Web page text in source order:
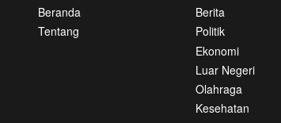
Beranda
Tentang
Berita
Politik
Ekonomi
Luar Negeri
Olahraga
Kesehatan